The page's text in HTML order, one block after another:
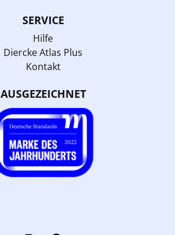
SERVICE
Hilfe
Diercke Atlas Plus
Kontakt
AUSGEZEICHNET